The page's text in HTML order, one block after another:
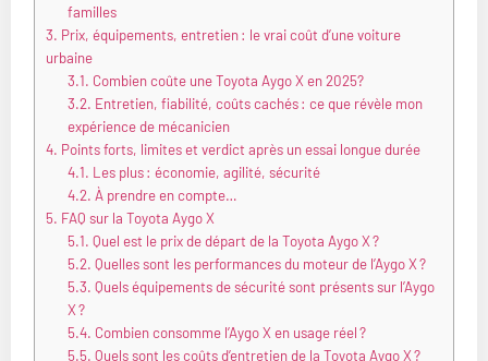
familles
3. Prix, équipements, entretien : le vrai coût d’une voiture
urbaine
3.1. Combien coûte une Toyota Aygo X en 2025?
3.2. Entretien, fiabilité, coûts cachés : ce que révèle mon
expérience de mécanicien
4. Points forts, limites et verdict après un essai longue durée
4.1. Les plus : économie, agilité, sécurité
4.2. À prendre en compte…
5. FAQ sur la Toyota Aygo X
5.1. Quel est le prix de départ de la Toyota Aygo X ?
5.2. Quelles sont les performances du moteur de l’Aygo X ?
5.3. Quels équipements de sécurité sont présents sur l’Aygo
X ?
5.4. Combien consomme l’Aygo X en usage réel ?
5.5. Quels sont les coûts d’entretien de la Toyota Aygo X ?